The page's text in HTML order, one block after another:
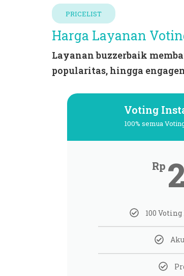
PRICELIST
Harga Layanan
Layananbuzzerbaik
popularitas, hingga
Voting
100% semua
Rp
100